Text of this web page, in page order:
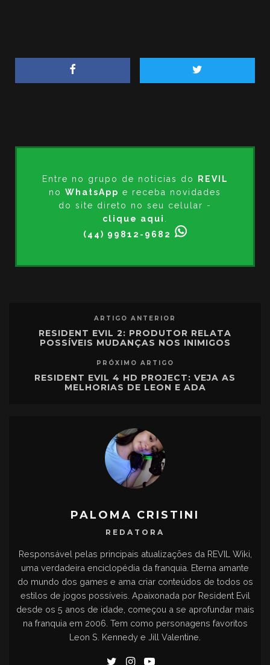
Entre no grupo de notícias do
REVIL
no WhatsApp e receba novidades
do site direto no seu celular -
clique aqui
(44) 99812-9682
ARTIGO ANTERIOR
RESIDENT EVIL 2: PRODUTOR RELATA
POSSÍVEIS MUDANÇAS NOS INIMIGOS
PRÓXIMO ARTIGO
RESIDENT EVIL 4 HD PROJECT: VEJA AS
MELHORIAS DE LEON E ADA
PALOMA CRISTINI
REDATORA
Responsável pelas principais atualizações da REVIL Wiki,
uma verdadeira enciclopédia da franquia. Eterna amante
do mundo dos games e ama criar conteúdos de todos os
estilos de jogos possíveis. Apaixonada por Resident Evil
desde os 5 anos de idade, começou a se aprofundar mais
na franquia em 2006. Tem como personagens favoritos
Leon S. Kennedy e Jill Valentine.